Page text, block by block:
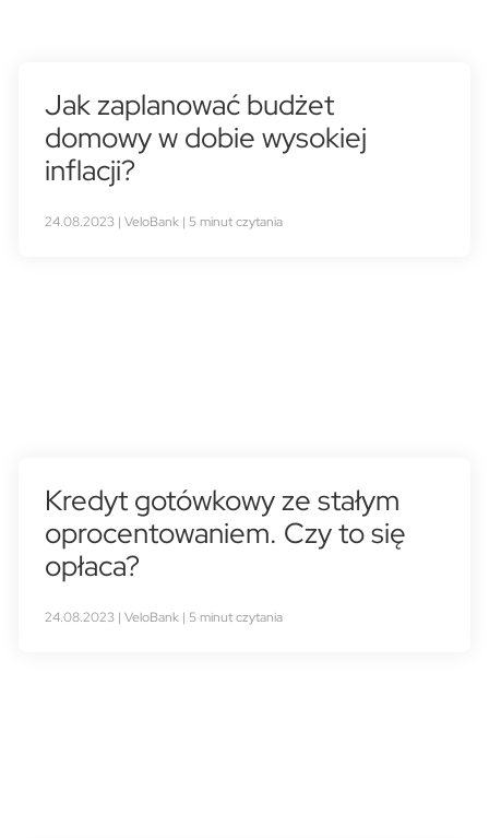
Jak zaplanować budżet
domowy w dobie wysokiej
inflacji?
24.08.2023 | VeloBank | 5 minut czytania
Kredyt gotówkowy ze stałym
oprocentowaniem. Czy to się
opłaca?
24.08.2023 | VeloBank | 5 minut czytania